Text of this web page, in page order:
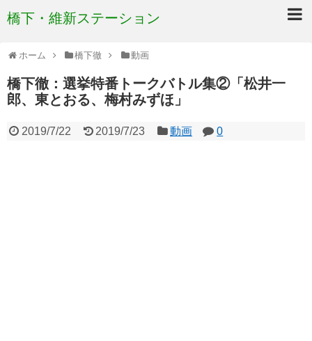
橋下・維新ステーション
ホーム 橋下徹 動画
橋下徹：選挙特番トークバトル集②「松井一
郎、東とおる、梅村みずほ」
2019/7/22 2019/7/23 動画 0